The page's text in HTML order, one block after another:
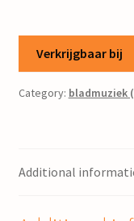
Verkrijgbaar bij
Category: bladmuziek
Additional